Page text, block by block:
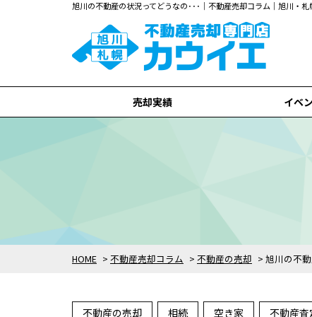
旭川の不動産の状況ってどうなの･･･｜不動産売却コラム｜旭川・
売却実績
全て
旭川市
札幌市
イベ
HOME > 不動産売却コラム > 不動産の売却 > 旭川の不
不動産の売却 相続 空き家 不動産査